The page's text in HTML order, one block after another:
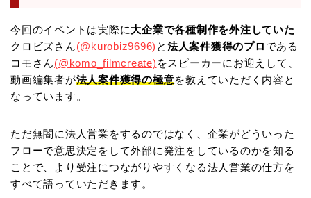
今回のイベントは実際に大企業で各種制作を外注していた
クロビズさん(@kurobiz9696) と 法人案件獲得のプロ である
コモさん(@komo_filmcreate) をスピーカーにお迎えして、
動画編集者が法人案件獲得の極意を教えていただく内容と
なっています。
ただ無闇に法人営業をするのではなく、企業がどういった
フローで意思決定をして外部に発注をしているのかを知る
ことで、より受注につながりやすくなる法人営業の仕方を
すべて語っていただきます。